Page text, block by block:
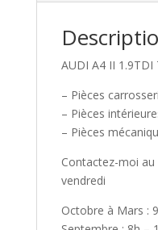
AUDI A4 II 1.9TDI
– Pièces
– Pièces
– Pièces
Contactez-moi au
vendredi
Octobre à Mars :